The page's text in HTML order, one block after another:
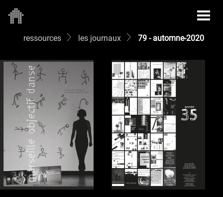
ressources les journaux 79 - automne-2020